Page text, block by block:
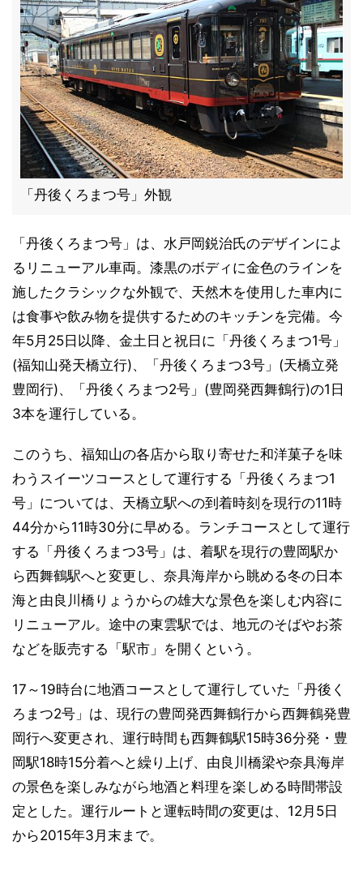
「丹後くろまつ号」外観
「丹後くろまつ号」は、水戸岡鋭治氏のデザインによ
るリニューアル車両。漆黒のボディに金色のラインを
施したクラシックな外観で、天然木を使用した車内に
は食事や飲み物を提供するためのキッチンを完備。今
年5月25日以降、金土日と祝日に「丹後くろまつ1号」
(福知山発天橋立行)、「丹後くろまつ3号」(天橋立発
豊岡行)、「丹後くろまつ2号」(豊岡発西舞鶴行)の1日
3本を運行している。
このうち、福知山の各店から取り寄せた和洋菓子を味
わうスイーツコースとして運行する「丹後くろまつ1
号」については、天橋立駅への到着時刻を現行の11時
44分から11時30分に早める。ランチコースとして運行
する「丹後くろまつ3号」は、着駅を現行の豊岡駅か
ら西舞鶴駅へと変更し、奈具海岸から眺める冬の日本
海と由良川橋りょうからの雄大な景色を楽しむ内容に
リニューアル。途中の東雲駅では、地元のそばやお茶
などを販売する「駅市」を開くという。
17～19時台に地酒コースとして運行していた「丹後く
ろまつ2号」は、現行の豊岡発西舞鶴行から西舞鶴発豊
岡行へ変更され、運行時間も西舞鶴駅15時36分発・豊
岡駅18時15分着へと繰り上げ、由良川橋梁や奈具海岸
の景色を楽しみながら地酒と料理を楽しめる時間帯設
定とした。運行ルートと運転時間の変更は、12月5日
から2015年3月末まで。